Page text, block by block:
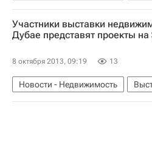
Инфраструктура
Россия
Участники выставки
Дубае представят проекты
8 октября 2013, 09:19 13
Новости - Недвижимость
Дубай
Проект